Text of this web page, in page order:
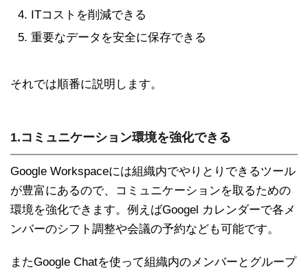
ITコストを削減できる
重要なデータを安全に保存できる
それでは順番に説明します。
1.コミュニケーション環境を強化できる
Google Workspaceには組織内でやりとりできるツール
が豊富にあるので、コミュニケーションを取るための
環境を強化できます。例えばGoogel カレンダーで各メ
ンバーのシフト調整や会議の予約なども可能です。
またGoogle Chatを使って組織内のメンバーとグループ